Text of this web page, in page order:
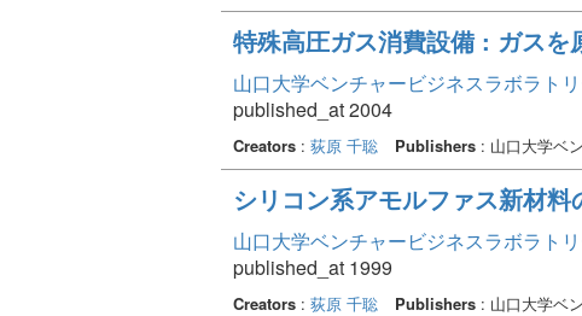
特殊高圧ガス消費設備 : ガス
山口大学ベンチャービジネスラボラト
published_at 2004
Creators : 荻原 千聡 Publishers : 山口大学ベ
シリコン系アモルファス新材
山口大学ベンチャービジネスラボラト
published_at 1999
Creators : 荻原 千聡 Publishers : 山口大学ベ